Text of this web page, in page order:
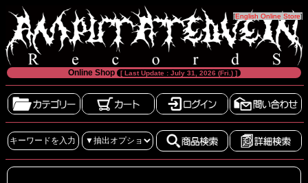
[English Online Store]
Online Shop [ Last Update : July 31, 2026 (Fri.) ]